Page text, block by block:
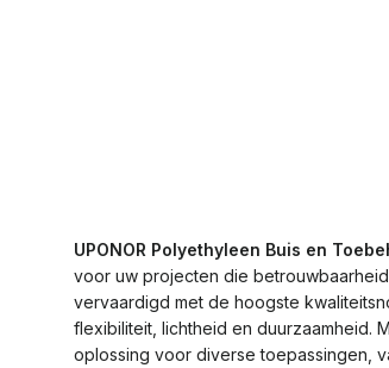
UPONOR Polyethyleen Buis en
voor uw projecten die
vervaardigd met de hoogste
flexibiliteit, lichtheid en duurzaamheid.
oplossing voor diverse toepassingen,